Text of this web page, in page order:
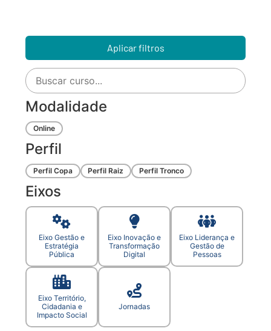
Aplicar filtros
Modalidade
Online
Perfil
Perfil Copa Perfil Raiz Perfil Tronco
Eixos
Eixo Gestão e
Estratégia
Pública
Eixo Inovação e
Transformação
Digital
Eixo Liderança e
Gestão de
Pessoas
Eixo Território,
Cidadania e
Impacto Social
Jornadas